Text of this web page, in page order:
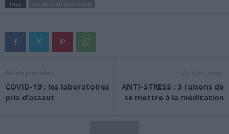
TAGS
COVID-19 : les laboratoires
pris d’assaut
ANTI-STRESS : 3 raisons de
se mettre à la méditation